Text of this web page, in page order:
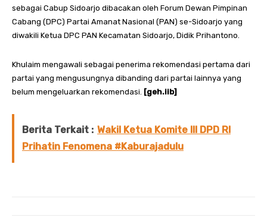
sebagai Cabup Sidoarjo dibacakan oleh Forum Dewan Pimpinan
Cabang (DPC) Partai Amanat Nasional (PAN) se-Sidoarjo yang
diwakili Ketua DPC PAN Kecamatan Sidoarjo, Didik Prihantono.
Khulaim mengawali sebagai penerima rekomendasi pertama dari
partai yang mengusungnya dibanding dari partai lainnya yang
belum mengeluarkan rekomendasi. [geh.iib]
Berita Terkait : Wakil Ketua Komite III DPD RI
Prihatin Fenomena #Kaburajadulu